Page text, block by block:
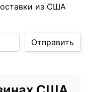
из США
Отправить